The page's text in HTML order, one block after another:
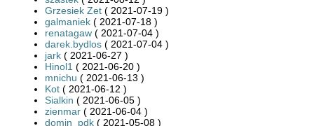
Grzesiek Zet ( 2021-07-19 )
galmaniek ( 2021-07-18 )
renatagaw ( 2021-07-04 )
darek.bydlos ( 2021-07-04 )
jark ( 2021-06-27 )
Hinol1 ( 2021-06-20 )
mnichu ( 2021-06-13 )
Kot ( 2021-06-12 )
Sialkin ( 2021-06-05 )
zienmar ( 2021-06-04 )
domin_pdk ( 2021-05-08 )